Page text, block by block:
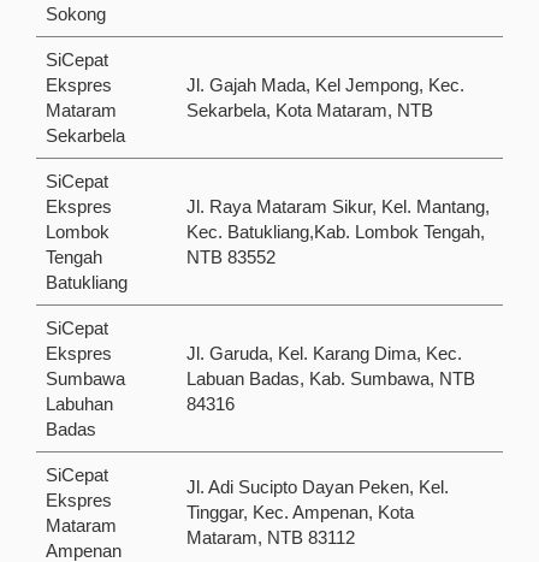
Sokong
SiCepat
Ekspres
Mataram
Sekarbela
Jl. Gajah Mada, Kel Jempong, Kec.
Sekarbela, Kota Mataram, NTB
SiCepat
Ekspres
Lombok
Tengah
Batukliang
Jl. Raya Mataram Sikur, Kel. Mantang,
Kec. Batukliang,​Kab. Lombok Tengah,
NTB 83552
SiCepat
Ekspres
Sumbawa
Labuhan
Badas
Jl. Garuda, Kel. Karang Dima, Kec.
Labuan Badas, Kab. Sumbawa, NTB
84316
SiCepat
Ekspres
Mataram
Ampenan
Jl. Adi Sucipto Dayan Peken, Kel.
Tinggar, Kec. Ampenan, Kota
Mataram, NTB 83112